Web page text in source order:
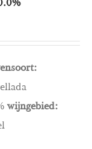
wijngebied: